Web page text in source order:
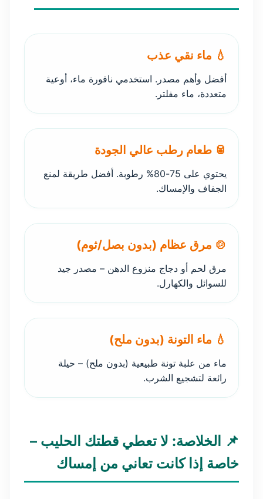
💧 ماء نقي عذب
أفضل وأهم مصدر. استخدمي نافورة ماء، أوعية
متعددة، ماء مفلتر.
🥫 طعام رطب عالي الجودة
يحتوي على 75-80% رطوبة. أفضل طريقة لمنع
الجفاف والإمساك.
🍲 مرق عظام (بدون بصل/ثوم)
مرق لحم أو دجاج منزوع الدهن – مصدر جيد
للسوائل والكهارل.
💧 ماء التونة (بدون ملح)
ماء من علبة تونة طبيعية (بدون ملح) – حيلة
رائعة لتشجيع الشرب.
📌 الخلاصة: لا تعطي قطتك الحليب –
خاصة إذا كانت تعاني من إمساك